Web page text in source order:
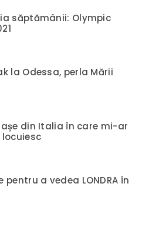
săptămânii: Olympic
la Odessa, perla Mării
din Italia în care mi-ar
pentru a vedea LONDRA în